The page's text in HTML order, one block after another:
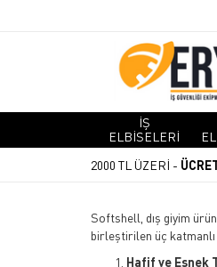
İŞ
ELBİSELERİ
2000 TL ÜZERİ -
Softshell, dış giyim
birleştirilen üç katmanlı
Hafif ve Esnek